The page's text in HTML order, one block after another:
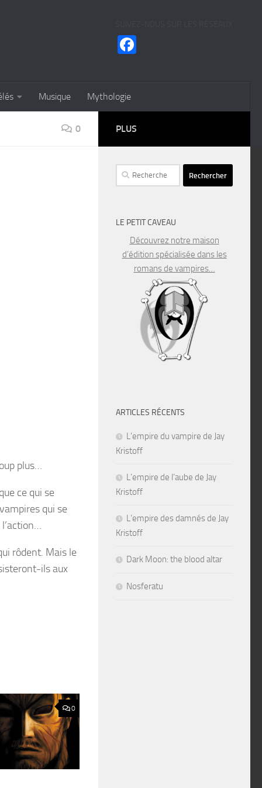
Musique Mythologie
0
plus…
ce qui se
qui se
rôdent. Mais le
ils aux
0
PLUS
Rechercher :
LE PETIT CAVEAU
Découvrez notre maison
d’édition spécialisée dans les
romans de vampires…
ARTICLES RÉCENTS
L’empire du vampire de Jay
Kristoff
L’empire de l’aube de Jay
Kristoff
L’empire des damnés de Jay
Kristoff
Dark Moon: the blood altar
Nosferatu